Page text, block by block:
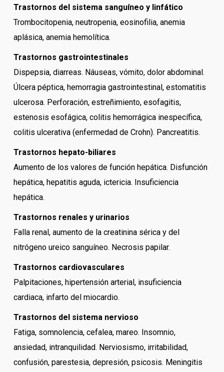
Trastornos del sistema sanguíneo y linfático
Trombocitopenia, neutropenia, eosinofilia, anemia
aplásica, anemia hemolítica.
Trastornos gastrointestinales
Dispepsia, diarreas. Náuseas, vómito, dolor abdominal.
Úlcera péptica, hemorragia gastrointestinal, estomatitis
ulcerosa. Perforación, estreñimiento, esofagitis,
estenosis esofágica, colitis hemorrágica inespecífica,
colitis ulcerativa (enfermedad de Crohn). Pancreatitis.
Trastornos hepato-biliares
Aumento de los valores de función hepática. Disfunción
hepática, hepatitis aguda, ictericia. Insuficiencia
hepática.
Trastornos renales y urinarios
Falla renal, aumento de la creatinina sérica y del
nitrógeno ureico sanguíneo. Necrosis papilar.
Trastornos cardiovasculares
Palpitaciones, hipertensión arterial, insuficiencia
cardiaca, infarto del miocardio.
Trastornos del sistema nervioso
Fatiga, somnolencia, cefalea, mareo. Insomnio,
ansiedad, intranquilidad. Nerviosismo, irritabilidad,
confusión, parestesia, depresión, psicosis. Meningitis